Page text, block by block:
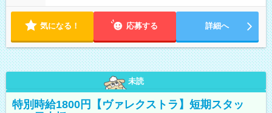
気になる！ 応募する 詳細へ
未読
特別時給1800円【ヴァレクストラ】短期スタッ